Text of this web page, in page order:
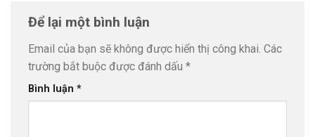
Để lại một bình luận
Email của bạn sẽ không được hiển thị công khai. Các
trường bắt buộc được đánh dấu *
Bình luận *